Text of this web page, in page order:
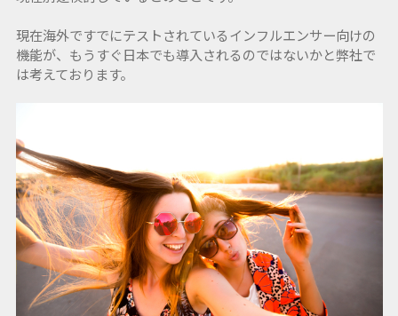
現在海外ですでにテストされているインフルエンサー向けの
機能が、もうすぐ日本でも導入されるのではないかと弊社で
は考えております。